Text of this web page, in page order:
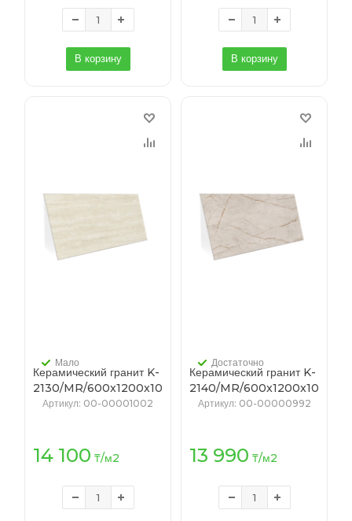
В корзину В корзину
Керамический гранит K-
2130/MR/600x1200x10
(T-38/0, K-4) ПО
Мало
Артикул: 00-00001002
14 100 ₸/м2
Керамический гранит K-
2140/MR/600x1200x10
(T-44/0, K-4)
Достаточно
Артикул: 00-00000992
13 990 ₸/м2